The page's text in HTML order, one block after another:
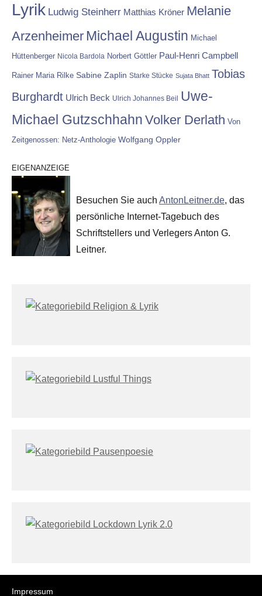
Lyrik Ludwig Steinherr Matthias Kröner Melanie
Arzenheimer Michael Augustin Michael
Hüttenberger Nicola Bardola Norbert Göttler Paul-Henri Campbell
Rainer Maria Rilke Sabine Zaplin Starke Stücke Sujata Bhatt Tobias
Burghardt Ulrich Beck Ulrich Johannes Beil
Uwe-
Michael Gutzschhahn Volker Derlath Von
Zeitgenossen: Netz-Anthologie Wolfgang Oppler
EIGENANZEIGE
Besuchen Sie auch AntonLeitner.de, das
persönliche Internet-Tagebuch des
Schriftstellers und Verlegers Anton G.
Leitner.
Impressum